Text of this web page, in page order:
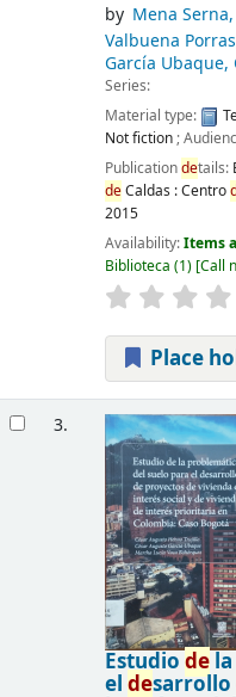
by Mena
Valbuena
García Ubaque,
Series:
Material type:
Not fiction;
Publicationdetails:
deCaldas : Centro
2015
Availability:Items
Biblioteca (1) Call
Place
3.
Estudio dela
el desarrollo